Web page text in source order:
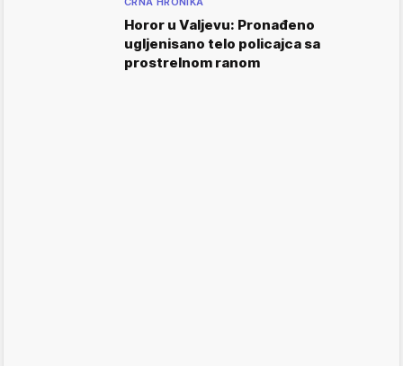
Horor u Valjevu: Pronađeno
ugljenisano telo policajca sa
prostrelnom ranom